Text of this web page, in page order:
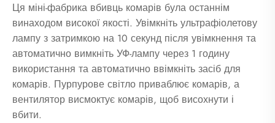
Ця міні-фабрика вбивць комарів була останнім
винаходом високої якості. Увімкніть ультрафіолетову
лампу з затримкою на 10 секунд після увімкнення та
автоматично вимкніть УФ-лампу через 1 годину
використання та автоматично ввімкніть засіб для
комарів. Пурпурове світло приваблює комарів, а
вентилятор висмоктує комарів, щоб висохнути і
вбити.